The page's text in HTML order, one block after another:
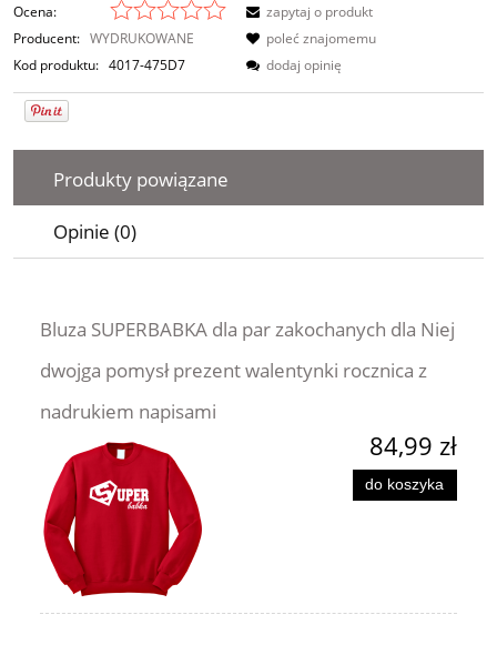
Ocena:
Producent: WYDRUKOWANE
Kod produktu: 4017-475D7
zapytaj o produkt
poleć znajomemu
dodaj opinię
Produkty powiązane
Opinie (0)
Bluza SUPERBABKA dla par zakochanych dla Niej
dwojga pomysł prezent walentynki rocznica z
nadrukiem napisami
84,99 zł
do koszyka